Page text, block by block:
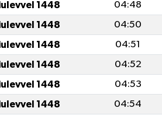
1448 04:48
1448 04:50
1448 04:51
1448 04:52
1448 04:53
1448 04:54